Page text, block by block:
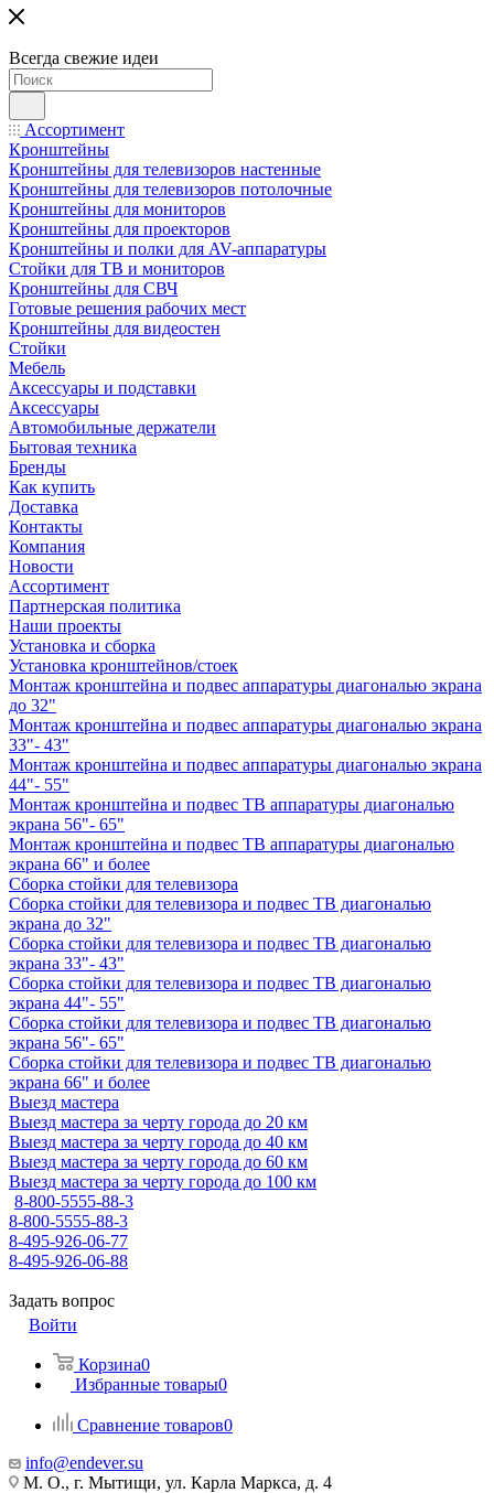
Всегда свежие идеи
Ассортимент
Кронштейны
Кронштейны для телевизоров настенные
Кронштейны для телевизоров потолочные
Кронштейны для мониторов
Кронштейны для проекторов
Кронштейны и полки для AV-аппаратуры
Стойки для ТВ и мониторов
Кронштейны для СВЧ
Готовые решения рабочих мест
Кронштейны для видеостен
Стойки
Мебель
Аксессуары и подставки
Аксессуары
Автомобильные держатели
Бытовая техника
Бренды
Как купить
Доставка
Контакты
Компания
Новости
Ассортимент
Партнерская политика
Наши проекты
Установка и сборка
Установка кронштейнов/стоек
Монтаж кронштейна и подвес аппаратуры диагональю экрана
до 32"
Монтаж кронштейна и подвес аппаратуры диагональю экрана
33"- 43"
Монтаж кронштейна и подвес аппаратуры диагональю экрана
44"- 55"
Монтаж кронштейна и подвес ТВ аппаратуры диагональю
экрана 56"- 65"
Монтаж кронштейна и подвес ТВ аппаратуры диагональю
экрана 66" и более
Сборка стойки для телевизора
Сборка стойки для телевизора и подвес ТВ диагональю
экрана до 32"
Сборка стойки для телевизора и подвес ТВ диагональю
экрана 33"- 43"
Сборка стойки для телевизора и подвес ТВ диагональю
экрана 44"- 55"
Сборка стойки для телевизора и подвес ТВ диагональю
экрана 56"- 65"
Сборка стойки для телевизора и подвес ТВ диагональю
экрана 66" и более
Выезд мастера
Выезд мастера за черту города до 20 км
Выезд мастера за черту города до 40 км
Выезд мастера за черту города до 60 км
Выезд мастера за черту города до 100 км
8-800-5555-88-3
8-800-5555-88-3
8-495-926-06-77
8-495-926-06-88
Задать вопрос
Войти
Корзина0
Избранные товары0
Сравнение товаров0
info@endever.su
М. О., г. Мытищи, ул. Карла Маркса, д. 4